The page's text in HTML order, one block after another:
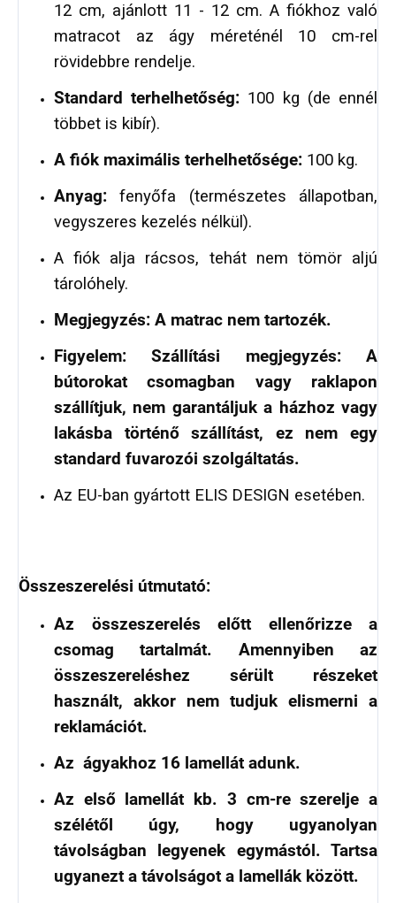
12 cm, ajánlott 11 - 12 cm. A fiókhoz való
matracot az ágy méreténél 10 cm-rel
rövidebbre rendelje.
Standard terhelhetőség: 100 kg (de ennél
többet is kibír).
A fiók maximális terhelhetősége: 100 kg.
Anyag: fenyőfa (természetes állapotban,
vegyszeres kezelés nélkül).
A fiók alja rácsos, tehát nem tömör aljú
tárolóhely.
Megjegyzés: A matrac nem tartozék.
Figyelem: Szállítási megjegyzés: A
bútorokat csomagban vagy raklapon
szállítjuk, nem garantáljuk a házhoz vagy
lakásba történő szállítást, ez nem egy
standard fuvarozói szolgáltatás.
Az EU-ban gyártott ELIS DESIGN esetében.
Összeszerelési útmutató:
Az összeszerelés előtt ellenőrizze a
csomag tartalmát. Amennyiben az
összeszereléshez sérült részeket
használt, akkor nem tudjuk elismerni a
reklamációt.
Az ágyakhoz 16 lamellát adunk.
Az első lamellát kb. 3 cm-re szerelje a
szélétől úgy, hogy ugyanolyan
távolságban legyenek egymástól. Tartsa
ugyanezt a távolságot a lamellák között.